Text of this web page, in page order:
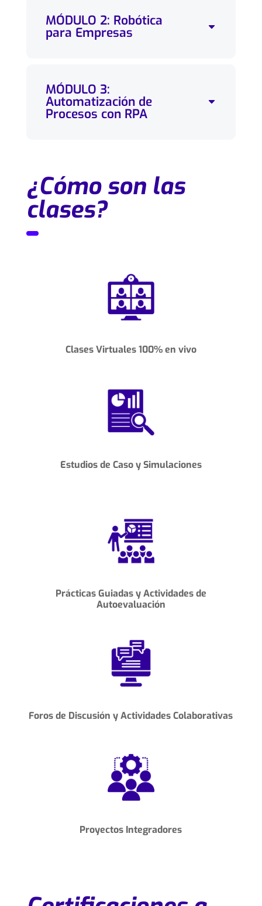
MÓDULO 2: Robótica
para Empresas
MÓDULO 3:
Automatización de
Procesos con RPA
¿Cómo son las
clases?
Clases Virtuales 100% en vivo
Estudios de CasoySimulaciones
Prácticas GuiadasyActividades de
Autoevaluación
Foros de DiscusiónyActividades Colaborativas
Proyectos Integradores